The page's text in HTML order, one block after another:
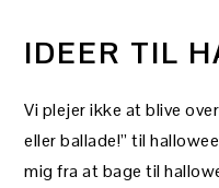
IDEER TIL
Vi plejer ikke at blive
eller ballade!” til
mig fra at bage til